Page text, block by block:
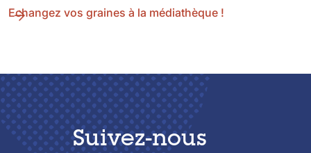
Echangez vos graines à la médiathèque !
Suivez-nous